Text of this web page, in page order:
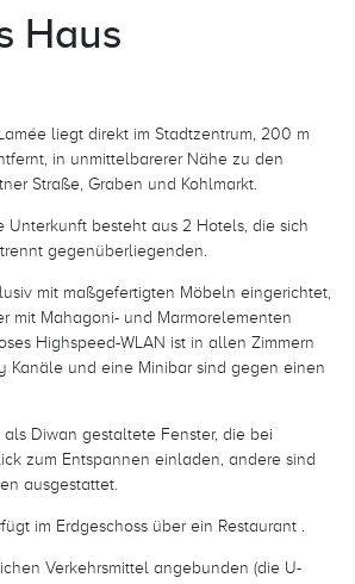
Haus
liegt direkt im Stadtzentrum, 200 m
in unmittelbarerer Nähe zu den
Straße, Graben und Kohlmarkt.
Unterkunft besteht aus 2 Hotels, die sich
gegenüberliegenden.
mit maßgefertigten Möbeln eingerichtet,
mit Mahagoni- und Marmorelementen
Highspeed-WLAN ist in allen Zimmern
Kanäle und eine Minibar sind gegen einen
Diwan gestaltete Fenster, die bei
zum Entspannen einladen, andere sind
ausgestattet.
im Erdgeschoss über ein Restaurant .
Verkehrsmittel angebunden (die U-